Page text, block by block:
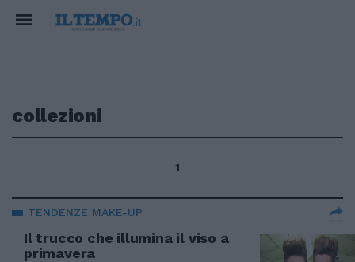
collezioni
1
TENDENZE MAKE-UP
Il trucco che illumina il viso a
primavera